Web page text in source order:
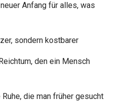
Anfang für alles, was
sondern kostbarer
den ein Mensch
die man früher gesucht